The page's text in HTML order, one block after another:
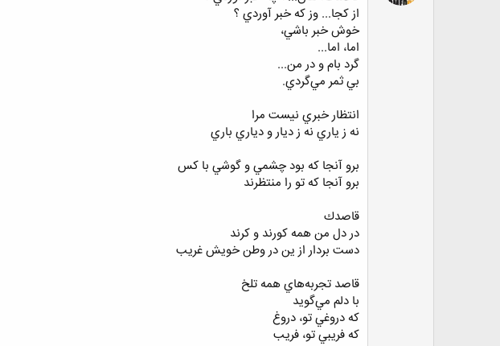
از كجا... وز كه خبر آوردي ؟
خوش خبر باشي،
اما، ‌اما...
گرد بام و در من...
بي ثمر مي‌گردي.
انتظار خبري نيست مرا
نه ز ياري نه ز ديار و دياري باري
برو آنجا كه بود چشمي و گوشي با كس
برو آنجا كه تو را منتظرند
قاصدك
در دل من همه كورند و كرند
دست بردار از ين در وطن خويش غريب
قاصد تجربه‌هاي همه تلخ
با دلم مي‌گويد
كه دروغي تو، دروغ
كه فريبي تو، فريب